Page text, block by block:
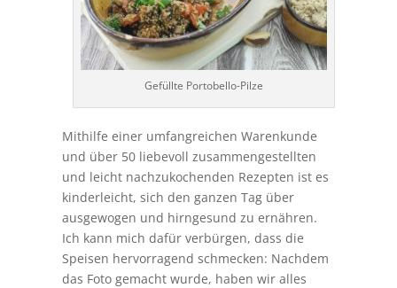
Gefüllte Portobello-Pilze
Mithilfe einer umfangreichen Warenkunde
und über 50 liebevoll zusammengestellten
und leicht nachzukochenden Rezepten ist es
kinderleicht, sich den ganzen Tag über
ausgewogen und hirngesund zu ernähren.
Ich kann mich dafür verbürgen, dass die
Speisen hervorragend schmecken: Nachdem
das Foto gemacht wurde, haben wir alles